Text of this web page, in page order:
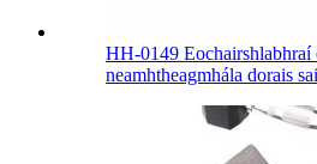
HH-0149 Eochairshlabhraí
neamhtheagmhála dorais